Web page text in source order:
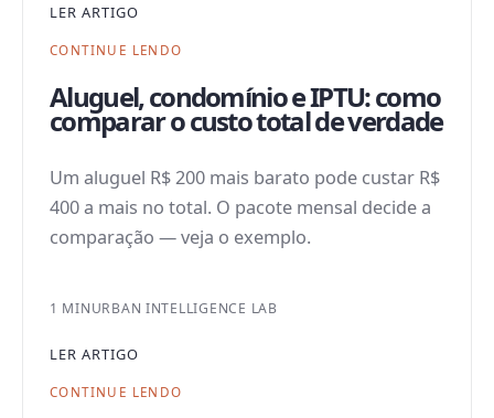
LER ARTIGO
CONTINUE LENDO
Aluguel, condomínio e IPTU: como
comparar o custo total de verdade
Um aluguel R$ 200 mais barato pode custar R$
400 a mais no total. O pacote mensal decide a
comparação — veja o exemplo.
1 MINURBAN INTELLIGENCE LAB
LER ARTIGO
CONTINUE LENDO